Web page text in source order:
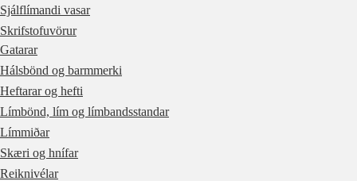
Sjálflímandi vasar
Skrifstofuvörur
Gatarar
Hálsbönd og barmmerki
Heftarar og hefti
Límbönd, lím og límbandsstandar
Límmiðar
Skæri og hnífar
Reiknivélar